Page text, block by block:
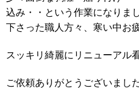
込み・・という作業になりま
下さった職人方々、寒い中お
スッキリ綺麗にリニューアル
ご依頼ありがとうございました